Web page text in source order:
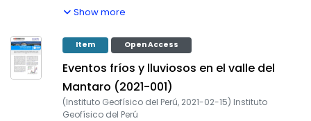
°C, consistente con las heladas reportadas en zonas de
Show more
Item Open Access
Eventos fríos y lluviosos en el valle del
Mantaro (2021-001)
(Instituto Geofísico del Perú, 2021-02-15) Instituto
Geofísico del Perú